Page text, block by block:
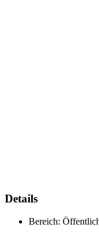
Details
Bereich: